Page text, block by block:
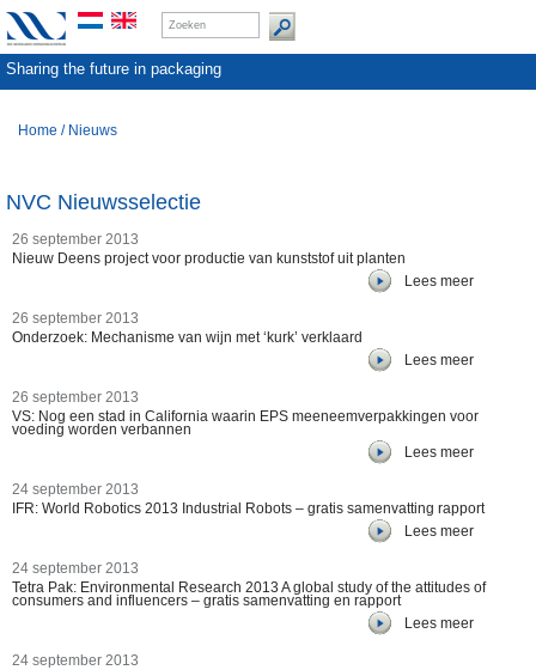
Sharing the future in packaging
Home / Nieuws
NVC Nieuwsselectie
26 september 2013
Nieuw Deens project voor productie van kunststof uit planten
Lees meer
26 september 2013
Onderzoek: Mechanisme van wijn met ‘kurk’ verklaard
Lees meer
26 september 2013
VS: Nog een stad in California waarin EPS meeneemverpakkingen voor
voeding worden verbannen
Lees meer
24 september 2013
IFR: World Robotics 2013 Industrial Robots – gratis samenvatting rapport
Lees meer
24 september 2013
Tetra Pak: Environmental Research 2013 A global study of the attitudes of
consumers and influencers – gratis samenvatting en rapport
Lees meer
24 september 2013